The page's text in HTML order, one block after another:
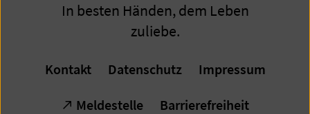
In besten Händen, dem Leben
zuliebe.
Kontakt Datenschutz Impressum
Meldestelle Barrierefreiheit